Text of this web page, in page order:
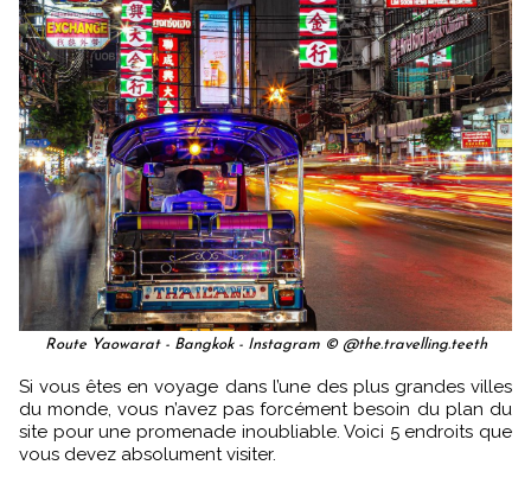
Route Yaowarat - Bangkok - Instagram © @the.travelling.teeth
Si vous êtes en voyage dans l’une des plus grandes villes
du monde, vous n’avez pas forcément besoin du plan du
site pour une promenade inoubliable. Voici 5 endroits que
vous devez absolument visiter.